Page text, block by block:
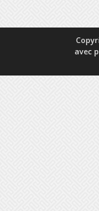
avec